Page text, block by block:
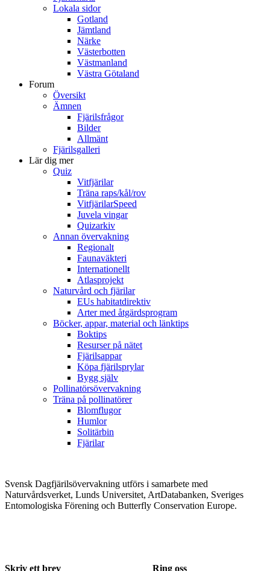
Lokala sidor
Gotland
Jämtland
Närke
Västerbotten
Västmanland
Västra Götaland
Forum
Översikt
Ämnen
Fjärilsfrågor
Bilder
Allmänt
Fjärilsgalleri
Lär dig mer
Quiz
Vitfjärilar
Träna raps/kål/rov
VitfjärilarSpeed
Juvela vingar
Quizarkiv
Annan övervakning
Regionalt
Faunaväkteri
Internationellt
Atlasprojekt
Naturvård och fjärilar
EUs habitatdirektiv
Arter med åtgärdsprogram
Böcker, appar, material och länktips
Boktips
Resurser på nätet
Fjärilsappar
Köpa fjärilsprylar
Bygg själv
Pollinatörsövervakning
Träna på pollinatörer
Blomflugor
Humlor
Solitärbin
Fjärilar
Svensk Dagfjärilsövervakning utförs i samarbete med
Naturvårdsverket, Lunds Universitet, ArtDatabanken, Sveriges
Entomologiska Förening och Butterfly Conservation Europe.
Skriv ett brev Ring oss